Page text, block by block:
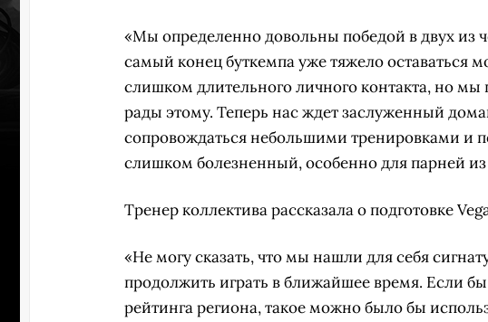
«Мы определенно довольны победой в двух из
самый конец буткемпа уже тяжело оставаться
слишком длительного личного контакта, но мы
рады этому. Теперь нас ждет заслуженный
сопровождаться небольшими тренировками и
слишком болезненный, особенно для парней
Тренер коллектива рассказала о подготовке
«Не могу сказать, что мы нашли для себя
продолжить играть в ближайшее время. Если
рейтинга региона, такое можно было бы